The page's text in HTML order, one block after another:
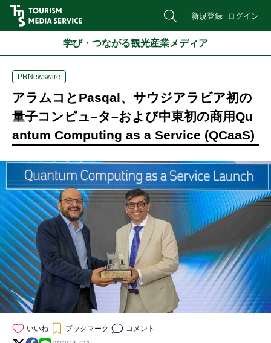
新規登録 ログイン
学び・つながる観光産業メディア
PRNewswire
アラムコとPasqal、サウジアラビア初の
量子コンピュ–タ–および中東初の商用Qu
antum Computing as a Service (QCaaS)
いいね ブックマーク コメント